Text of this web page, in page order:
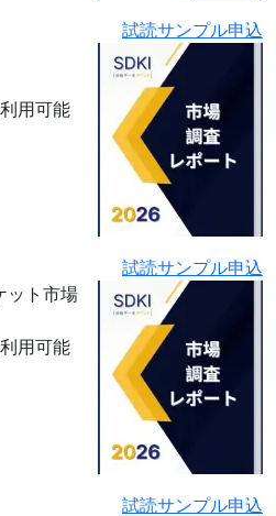
試読サンプル申込
用可能
試読サンプル申込
ット市場
用可能
試読サンプル申込